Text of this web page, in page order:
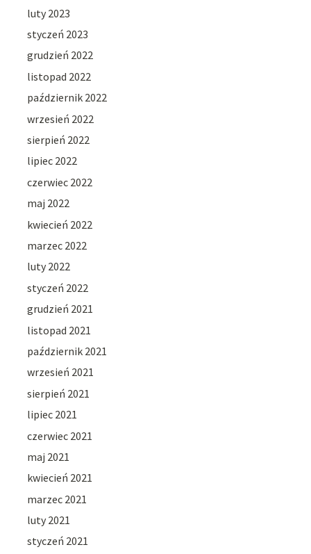
luty 2023
styczeń 2023
grudzień 2022
listopad 2022
październik 2022
wrzesień 2022
sierpień 2022
lipiec 2022
czerwiec 2022
maj 2022
kwiecień 2022
marzec 2022
luty 2022
styczeń 2022
grudzień 2021
listopad 2021
październik 2021
wrzesień 2021
sierpień 2021
lipiec 2021
czerwiec 2021
maj 2021
kwiecień 2021
marzec 2021
luty 2021
styczeń 2021